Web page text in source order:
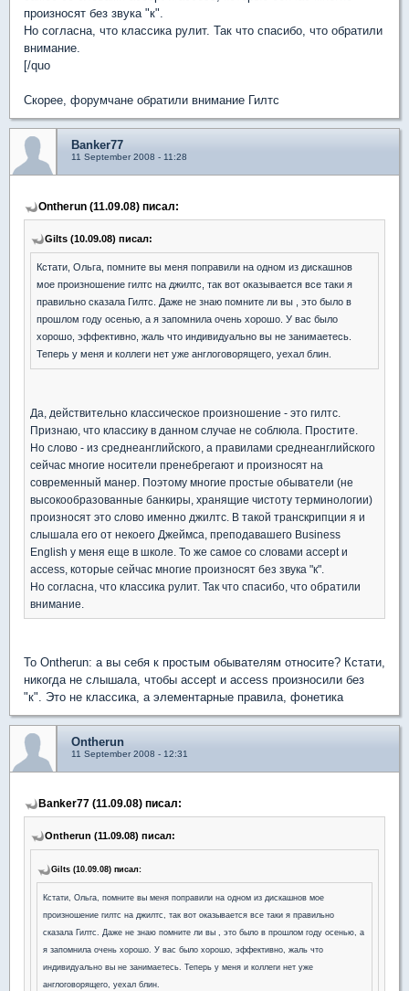
произносят без звука "к".
Но согласна, что классика рулит. Так что спасибо, что обратили
внимание.
[/quo
Скорее, форумчане обратили внимание Гилтс
Banker77
11 September 2008 - 11:28
Ontherun (11.09.08) писал:
Gilts (10.09.08) писал:
Кстати, Ольга, помните вы меня поправили на одном из дискашнов
мое произношение гилтс на джилтс, так вот оказывается все таки я
правильно сказала Гилтс. Даже не знаю помните ли вы , это было в
прошлом году осенью, а я запомнила очень хорошо. У вас было
хорошо, эффективно, жаль что индивидуально вы не занимаетесь.
Теперь у меня и коллеги нет уже англоговорящего, уехал блин.
Да, действительно классическое произношение - это гилтс.
Признаю, что классику в данном случае не соблюла. Простите.
Но слово - из среднеанглийского, а правилами среднеанглийского
сейчас многие носители пренебрегают и произносят на
современный манер. Поэтому многие простые обыватели (не
высокообразованные банкиры, хранящие чистоту терминологии)
произносят это слово именно джилтс. В такой транскрипции я и
слышала его от некоего Джеймса, преподавашего Business
English у меня еще в школе. То же самое со словами accept и
access, которые сейчас многие произносят без звука "к".
Но согласна, что классика рулит. Так что спасибо, что обратили
внимание.
To Ontherun: а вы себя к простым обывателям относите? Кстати,
никогда не слышала, чтобы accept и access произносили без
"к". Это не классика, а элементарные правила, фонетика
Ontherun
11 September 2008 - 12:31
Banker77 (11.09.08) писал:
Ontherun (11.09.08) писал:
Gilts (10.09.08) писал:
Кстати, Ольга, помните вы меня поправили на одном из дискашнов мое
произношение гилтс на джилтс, так вот оказывается все таки я правильно
сказала Гилтс. Даже не знаю помните ли вы , это было в прошлом году осенью, а
я запомнила очень хорошо. У вас было хорошо, эффективно, жаль что
индивидуально вы не занимаетесь. Теперь у меня и коллеги нет уже
англоговорящего, уехал блин.